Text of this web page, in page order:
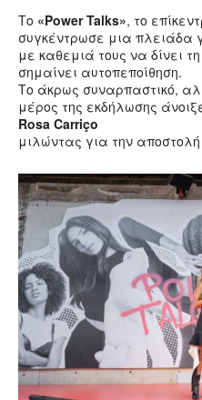
Το «Power Talks», το
συγκέντρωσε μια πλειάδα
με καθεμιά τους να δίνει
σημαίνει αυτοπεποίθηση.
Το άκρως συναρπαστικό,
μέρος της εκδήλωσης
Rosa Carriço
μιλώντας για την